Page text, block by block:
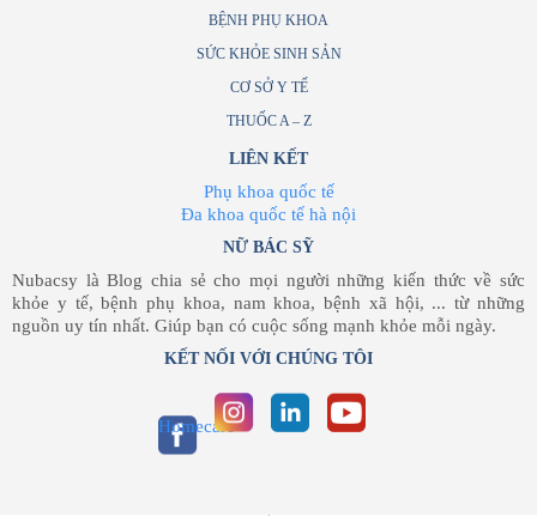
BỆNH PHỤ KHOA
SỨC KHỎE SINH SẢN
CƠ SỞ Y TẾ
THUỐC A – Z
LIÊN KẾT
Phụ khoa quốc tế
Đa khoa quốc tế hà nội
NỮ BÁC SỸ
Nubacsy là Blog chia sẻ cho mọi người những kiến thức về sức
khỏe y tế, bệnh phụ khoa, nam khoa, bệnh xã hội, ... từ những
nguồn uy tín nhất. Giúp bạn có cuộc sống mạnh khỏe mỗi ngày.
KẾT NỐI VỚI CHÚNG TÔI
Homecare